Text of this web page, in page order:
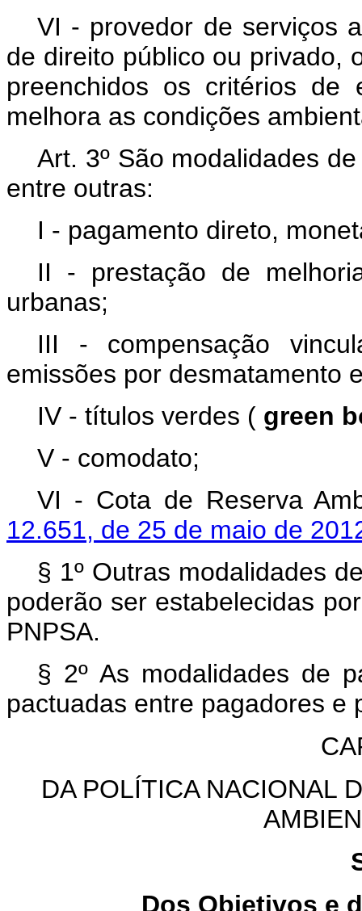
VI - provedor de serviços
de direito público ou privado,
preenchidos os critérios de
melhora as condições
Art. 3º São modalidades
entre outras:
I - pagamento direto,
II - prestação de
urbanas;
III - compensação
emissões por desmatamento
IV - títulos verdes ( green
V - comodato;
VI - Cota de Reserva
12.651, de 25 de maio de
§ 1º Outras modalidades
poderão ser estabelecidas
PNPSA.
§ 2º As modalidades de
pactuadas entre pagadores e
DA POLÍTICA NACIONAL
Dos Objetivos e